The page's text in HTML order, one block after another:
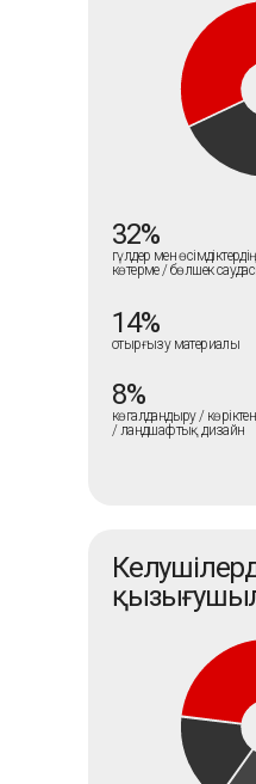
32%
гүлдер мен өсімдіктердің
көтерме / бөлшек
8%
көгалдандыру /
/ ландшафтық дизайн
14%
отырғызу материалы